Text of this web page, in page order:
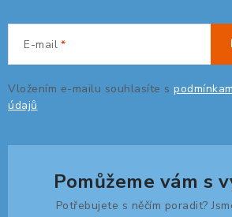
i
u
E-mail
Vložením e-mailu souhlasíte s
údajů
Pomůžeme vám s
Potřebujete s něčím poradit?